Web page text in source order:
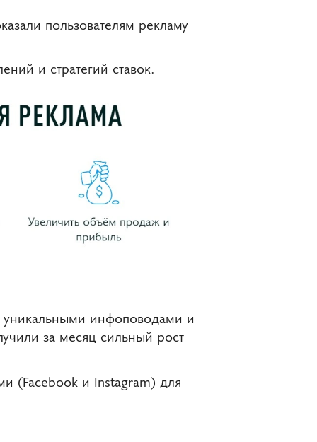
пользователям рекламу
и стратегий ставок.
уникальными инфоповодами и
за месяц сильный рост
(Facebook и Instagram) для